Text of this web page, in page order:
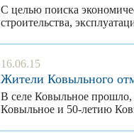
С целью поиска
строительства,
16.06.15
Жители Ковыльного
В селе Ковыльное
Ковыльное и 50-летию